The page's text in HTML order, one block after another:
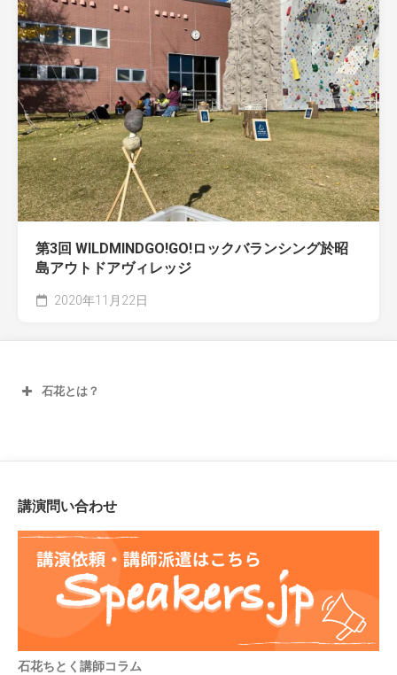
第3回 WILDMINDGO!GO!ロックバランシング於昭
島アウトドアヴィレッジ
2020年11月22日
石花とは？
講演問い合わせ
石花ちとく講師コラム